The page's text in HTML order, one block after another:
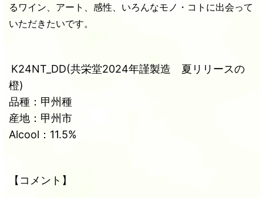
るワイン、アート、感性、いろんなモノ・コトに出会って
いただきたいです。
K24NT_DD(共栄堂2024年謹製造 夏リリースの
橙)
品種：甲州種
産地：甲州市
Alcool：11.5%
【コメント】